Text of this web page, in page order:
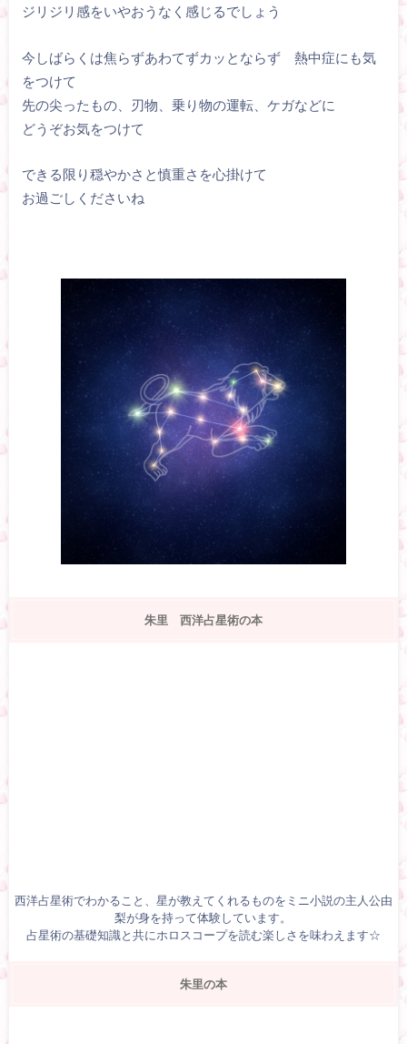
ジリジリ感をいやおうなく感じるでしょう
今しばらくは焦らずあわてずカッとならず 熱中症にも気
をつけて
先の尖ったもの、刃物、乗り物の運転、ケガなどに
どうぞお気をつけて
できる限り穏やかさと慎重さを心掛けて
お過ごしくださいね
朱里 西洋占星術の本
西洋占星術でわかること、星が教えてくれるものをミニ小説の主人公由
梨が身を持って体験しています。
占星術の基礎知識と共にホロスコープを読む楽しさを味わえます☆
朱里の本